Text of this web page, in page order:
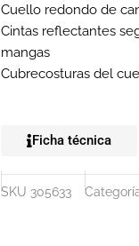
Cuello redondo de
Cintas reflectantes
mangas
Cubrecosturas del
Ficha técnica
SKU 305633